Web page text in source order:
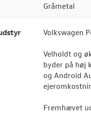
Gråmetal
Volkswagen
Velholdt og
byder på høj
og Android
Fremhævet